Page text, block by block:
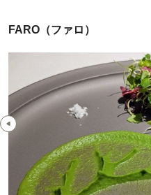
FARO（ファロ）